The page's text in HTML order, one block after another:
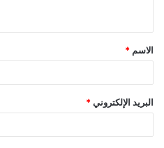
ق
*
الاسم *
البريد الإلكتروني *